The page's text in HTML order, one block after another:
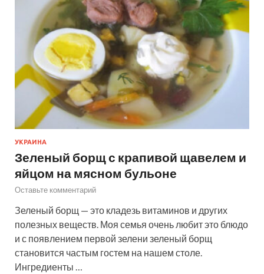
УКРАИНА
Зеленый борщ с крапивой щавелем и
яйцом на мясном бульоне
Оставьте комментарий
Зеленый борщ — это кладезь витаминов и других
полезных веществ. Моя семья очень любит это блюдо
и с появлением первой зелени зеленый борщ
становится частым гостем на нашем столе.
Ингредиенты …